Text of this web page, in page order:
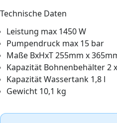
Technische Daten
Leistung max 1450 W
Pumpendruck max 15 bar
Maße BxHxT 255mm x
Kapazität Bohnenbehälter 2
Kapazität Wassertank 1,8 l
Gewicht 10,1 kg